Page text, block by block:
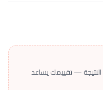
— تقييمك يساعد